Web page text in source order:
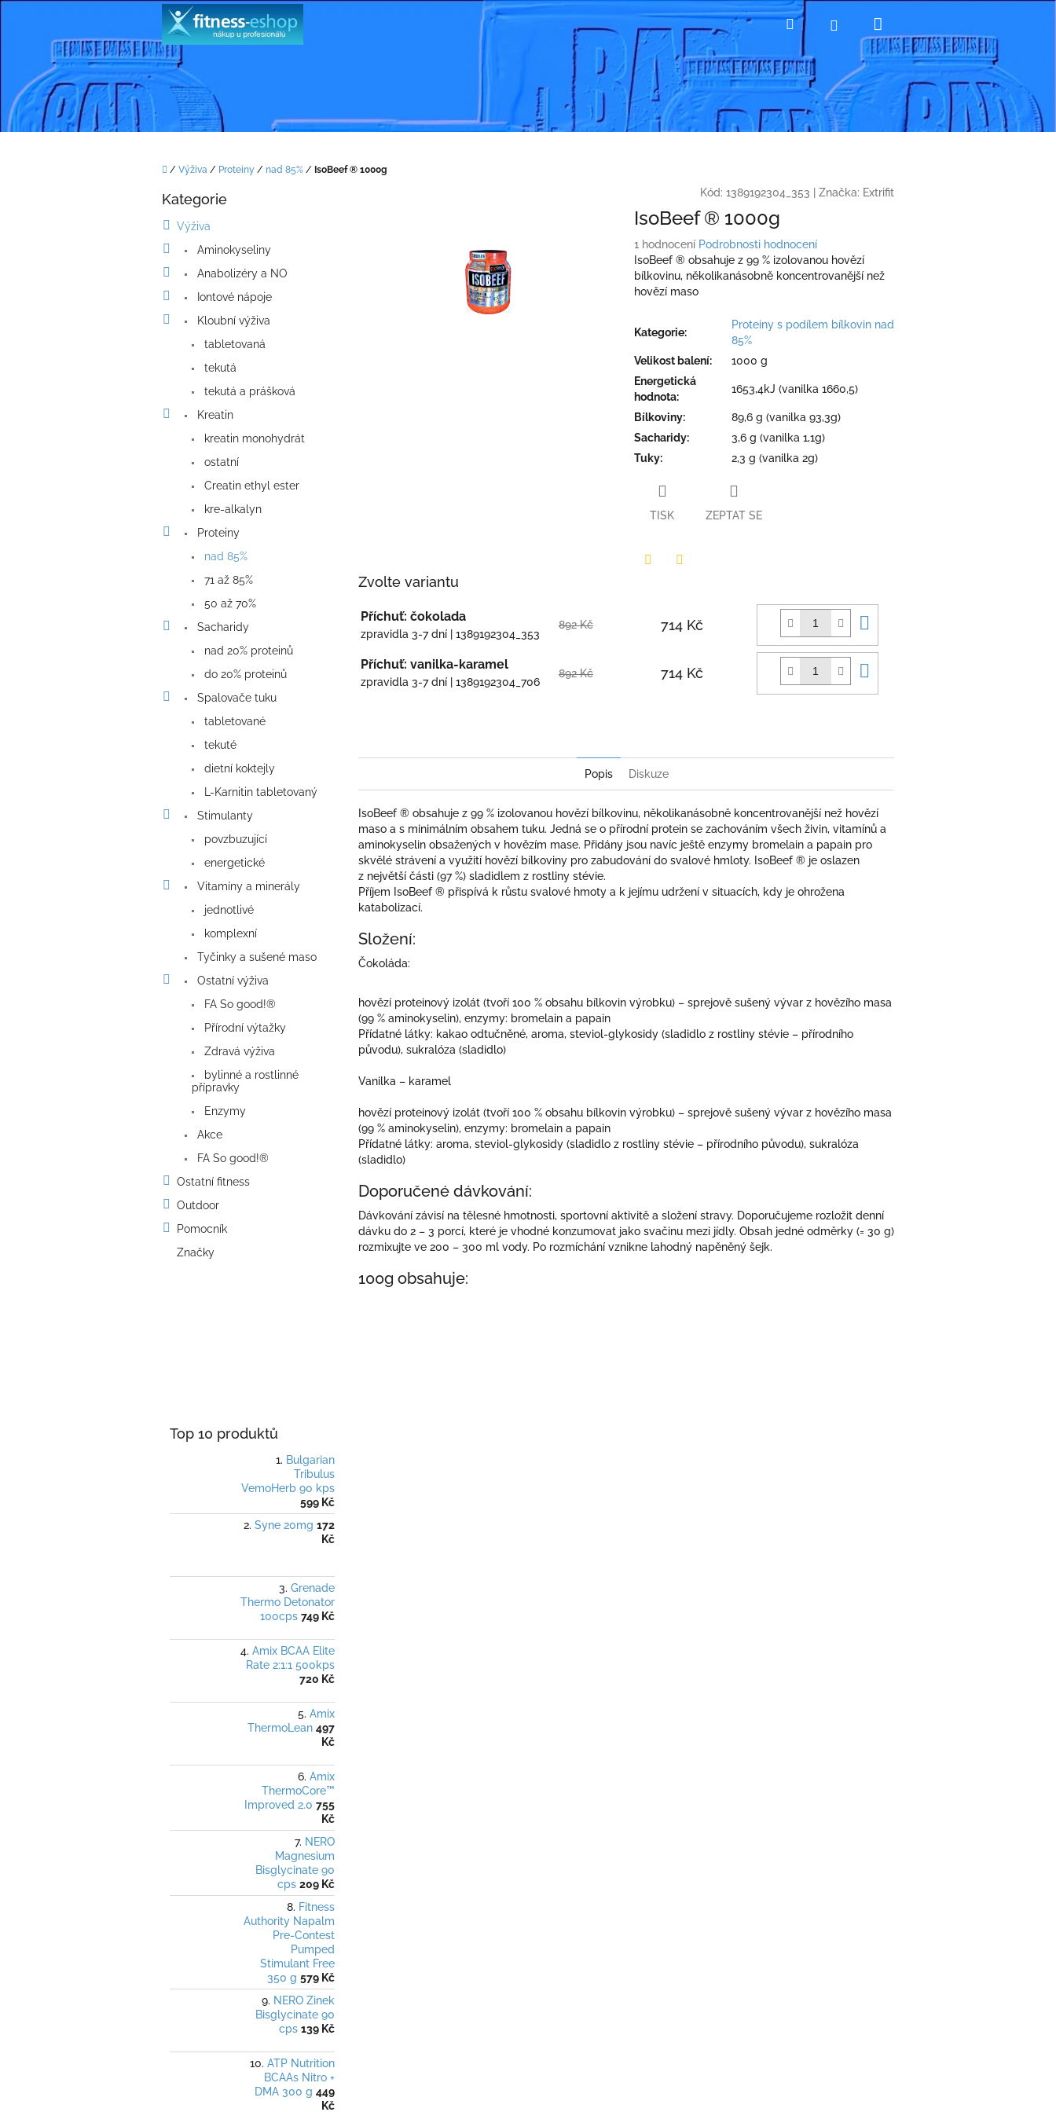
Hledat Přihlášení
košík
Domů
/ Výživa / Proteiny / nad 85% / IsoBeef ® 1000g
Přeskočit
Kategorie
Výživa
Aminokyseliny
Anabolizéry a NO
Iontové nápoje
Kloubní výživa
tabletovaná
tekutá
tekutá a prášková
Kreatin
kreatin monohydrát
ostatní
Creatin ethyl ester
kre-alkalyn
Proteiny
nad 85%
71 až 85%
50 až 70%
Sacharidy
nad 20% proteinů
do 20% proteinů
Spalovače tuku
tabletované
tekuté
dietní koktejly
L-Karnitin tabletovaný
Stimulanty
povzbuzující
energetické
Vitamíny a minerály
jednotlivé
komplexní
Tyčinky a sušené maso
Ostatní výživa
FA So good!®
Přírodní výtažky
Zdravá výživa
bylinné a rostlinné
přípravky
Enzymy
Akce
FA So good!®
Ostatní fitness
Outdoor
Pomocník
Značky
Top 10 produktů
Bulgarian
Tribulus
VemoHerb 90 kps
599 Kč
Syne 20mg 172
Kč
Grenade
Thermo Detonator
100cps 749 Kč
Amix BCAA Elite
Rate 2:1:1 500kps
720 Kč
Amix
ThermoLean 497
Kč
Amix
ThermoCore™
Improved 2.0 755
Kč
NERO
Magnesium
Bisglycinate 90
cps 209 Kč
Fitness
Authority Napalm
Pre-Contest
Pumped
Stimulant Free
350 g 579 Kč
NERO Zinek
Bisglycinate 90
cps 139 Kč
ATP Nutrition
BCAAs Nitro +
DMA 300 g 449
Kč
Kód: 1389192304_353 Značka: Extrifit
IsoBeef ® 1000g
Průměrné
hodnocení
produktu
je
5
hvězdiček.
1 hodnocení Podrobnosti hodnocení
IsoBeef ® obsahuje z 99 % izolovanou hovězí
bílkovinu, několikanásobně koncentrovanější než
hovězí maso
Kategorie:
Proteiny s podílem bílkovin nad
85%
Velikost balení:
1000 g
Energetická
hodnota:
1653,4kJ (vanilka 1660,5)
Bílkoviny:
89,6 g (vanilka 93,3g)
Sacharidy:
3,6 g (vanilka 1,1g)
Tuky: 2,3 g (vanilka 2g)
TISK ZEPTAT SE
Zvolte variantu
Příchuť: čokolada
zpravidla 3-7 dní | 1389192304_353
892 Kč 714 Kč
košíku
Příchuť: vanilka-karamel
zpravidla 3-7 dní | 1389192304_706
892 Kč 714 Kč
košíku
Popis Diskuze
IsoBeef ® obsahuje z 99 % izolovanou hovězí bílkovinu, několikanásobně koncentrovanější než hovězí
maso a s minimálním obsahem tuku. Jedná se o přírodní protein se zachováním všech živin, vitamínů a
aminokyselin obsažených v hovězím mase. Přidány jsou navíc ještě enzymy bromelain a papain pro
skvělé strávení a využití hovězí bílkoviny pro zabudování do svalové hmloty. IsoBeef ® je oslazen
z největší části (97 %) sladidlem z rostliny stévie.
Příjem IsoBeef ® přispívá k růstu svalové hmoty a k jejímu udržení v situacích, kdy je ohrožena
katabolizací.
Složení:
Čokoláda:
hovězí proteinový izolát (tvoří 100 % obsahu bílkovin výrobku) – sprejově sušený vývar z hovězího masa
(99 % aminokyselin), enzymy: bromelain a papain
Přídatné látky: kakao odtučněné, aroma, steviol-glykosidy (sladidlo z rostliny stévie – přírodního
původu), sukralóza (sladidlo)
Vanilka – karamel
hovězí proteinový izolát (tvoří 100 % obsahu bílkovin výrobku) – sprejově sušený vývar z hovězího masa
(99 % aminokyselin), enzymy: bromelain a papain
Přídatné látky: aroma, steviol-glykosidy (sladidlo z rostliny stévie – přírodního původu), sukralóza
(sladidlo)
Doporučené dávkování:
Dávkování závisí na tělesné hmotnosti, sportovní aktivitě a složení stravy. Doporučujeme rozložit denní
dávku do 2 – 3 porcí, které je vhodné konzumovat jako svačinu mezi jídly. Obsah jedné odměrky (= 30 g)
rozmixujte ve 200 – 300 ml vody. Po rozmíchání vznikne lahodný napěněný šejk.
100g obsahuje: